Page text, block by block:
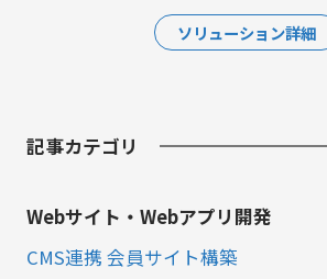
ソリューション詳細
記事カテゴリ
Webサイト・Webアプリ開発
CMS連携 会員サイト構築